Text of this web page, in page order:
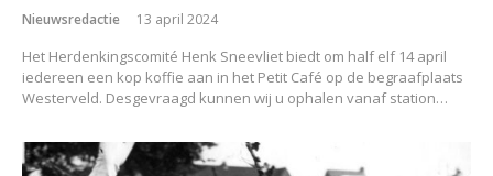
Nieuwsredactie 13 april 2024
Het Herdenkingscomité Henk Sneevliet biedt om half elf 14 april
iedereen een kop koffie aan in het Petit Café op de begraafplaats
Westerveld. Desgevraagd kunnen wij u ophalen vanaf station…